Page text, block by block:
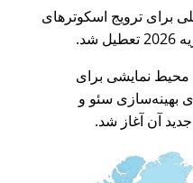
برای ترویج اسکوترهای
بهینه‌سازی سئو و
آن آغاز شد.